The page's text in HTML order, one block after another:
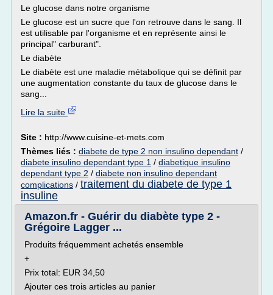
Le glucose dans notre organisme
Le glucose est un sucre que l'on retrouve dans le sang. Il
est utilisable par l'organisme et en représente ainsi le
principal" carburant".
Le diabète
Le diabète est une maladie métabolique qui se définit par
une augmentation constante du taux de glucose dans le
sang...
Lire la suite
Site : http://www.cuisine-et-mets.com
Thèmes liés : diabete de type 2 non insulino dependant /
diabete insulino dependant type 1 / diabetique insulino
dependant type 2 / diabete non insulino dependant
complications / traitement du diabete de type 1
insuline
Amazon.fr - Guérir du diabète type 2 -
Grégoire Lagger ...
Produits fréquemment achetés ensemble
+
Prix total: EUR 34,50
Ajouter ces trois articles au panier